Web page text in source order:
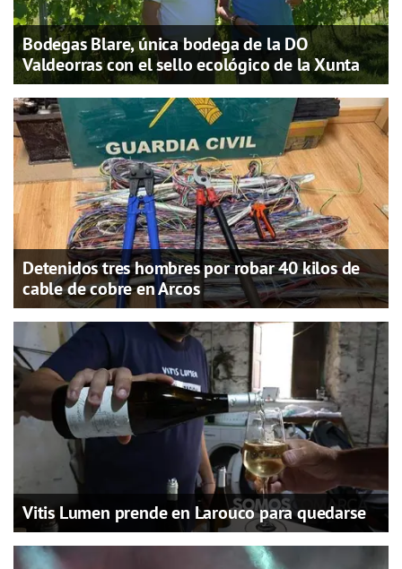
Bodegas Blare, única bodega de la DO
Valdeorras con el sello ecológico de la Xunta
Detenidos tres hombres por robar 40 kilos de
cable de cobre en Arcos
Vitis Lumen prende en Larouco para quedarse